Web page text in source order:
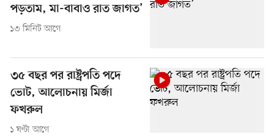
পড়তাম, মা-বাবাও রাত জাগত’
১৩ মিনিট আগে
৩৫ বছর পর রাষ্ট্রপতি পদে
ভোট, আলোচনায় মির্জা
ফখরুল
১ ঘণ্টা আগে